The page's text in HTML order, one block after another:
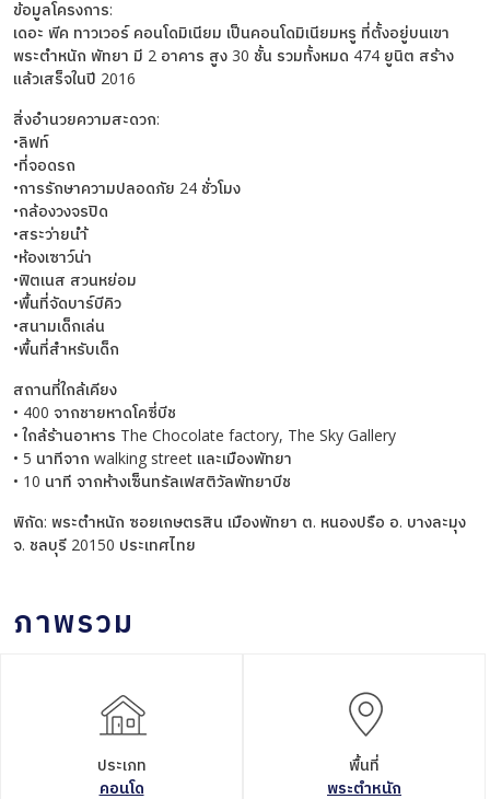
ข้อมูลโครงการ:
เดอะ พีค ทาวเวอร์ คอนโดมิเนียม เป็นคอนโดมิเนียมหรู ที่ตั้งอยู่บนเขา
พระตำหนัก พัทยา มี 2 อาคาร สูง 30 ชั้น รวมทั้งหมด 474 ยูนิต สร้าง
เเล้วเสร็จในปี 2016
สิ่งอำนวยความสะดวก:
•ลิฟท์
•ที่จอดรถ
•การรักษาความปลอดภัย 24 ชั่วโมง
•กล้องวงจรปิด
•สระว่ายนำ้
•ห้องเซาว์น่า
•ฟิตเนส สวนหย่อม
•พื้นที่จัดบาร์บีคิว
•สนามเด็กเล่น
•พื้นที่สำหรับเด็ก
สถานที่ใกล้เคียง
• 400 จากชายหาดโคซี่บีช
• ใกล้ร้านอาหาร The Chocolate factory, The Sky Gallery
• 5 นาทีจาก walking street และเมืองพัทยา
• 10 นาที จากห้างเซ็นทรัลเฟสติวัลพัทยาบีช
พิกัด: พระตำหนัก ซอยเกษตรสิน เมืองพัทยา ต. หนองปรือ อ. บางละมุง
จ. ชลบุรี 20150 ประเทศไทย
ภาพรวม
ประเภท
คอนโด
พื้นที่
พระตำหนัก